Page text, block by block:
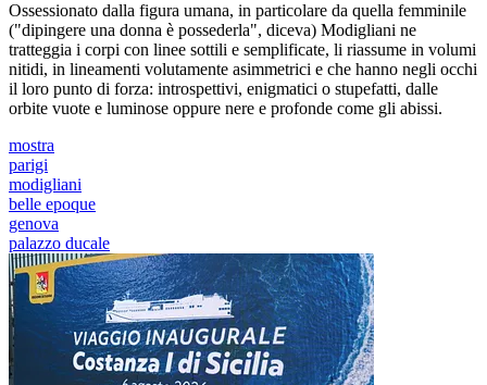
Ossessionato dalla figura umana, in particolare da quella femminile
("dipingere una donna è possederla", diceva) Modigliani ne
tratteggia i corpi con linee sottili e semplificate, li riassume in volumi
nitidi, in lineamenti volutamente asimmetrici e che hanno negli occhi
il loro punto di forza: introspettivi, enigmatici o stupefatti, dalle
orbite vuote e luminose oppure nere e profonde come gli abissi.
mostra
parigi
modigliani
belle epoque
genova
palazzo ducale